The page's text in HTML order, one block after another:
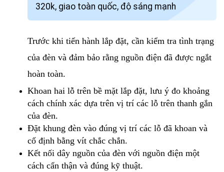
320k, giao toàn quốc, độ sáng mạnh
Trước khi tiến hành lắp đặt, cần kiểm tra tình trạng
của đèn và đảm bảo rằng nguồn điện đã được ngắt
hoàn toàn.
Khoan hai lỗ trên bề mặt lắp đặt, lưu ý đo khoảng
cách chính xác dựa trên vị trí các lỗ trên thanh gắn
của đèn.
Đặt khung đèn vào đúng vị trí các lỗ đã khoan và
cố định bằng vít chắc chắn.
Kết nối dây nguồn của đèn với nguồn điện một
cách cẩn thận và đúng kỹ thuật.